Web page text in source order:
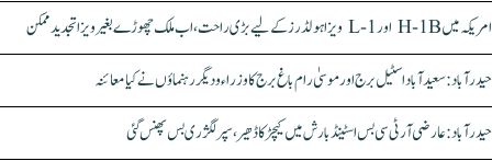
امریکہ میں H-1B اور L-1 ویزا ہولڈرز کے لیے بڑی راحت، اب ملک چھوڑے بغیر ویزا تجدید ممکن
حیدرآباد: سعیدآباد اسٹیل برج اور موسیٰ رام باغ برج کا وزراء و دیگر رہنماؤں نے کیا معائنہ
حیدرآباد: عارضی آر ٹی سی بس اسٹینڈ بارش میں کیچڑ کا ڈھیر، سپر لگژری بس پھنس گئی